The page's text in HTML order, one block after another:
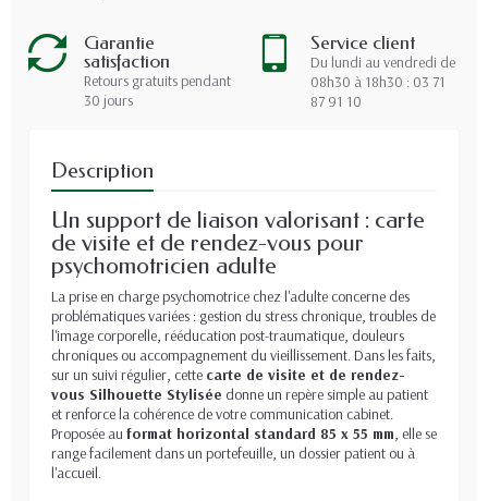
Garantie
satisfaction
Retours gratuits pendant
30 jours
Service client
Du lundi au vendredi de
08h30 à 18h30 : 03 71
87 91 10
Description
Un support de liaison valorisant : carte
de visite et de rendez-vous pour
psychomotricien adulte
La prise en charge psychomotrice chez l'adulte concerne des
problématiques variées : gestion du stress chronique, troubles de
l'image corporelle, rééducation post-traumatique, douleurs
chroniques ou accompagnement du vieillissement. Dans les faits,
sur un suivi régulier, cette carte de visite et de rendez-
vous Silhouette Stylisée donne un repère simple au patient
et renforce la cohérence de votre communication cabinet.
Proposée au format horizontal standard 85 x 55 mm, elle se
range facilement dans un portefeuille, un dossier patient ou à
l'accueil.